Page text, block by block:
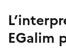
EGalim